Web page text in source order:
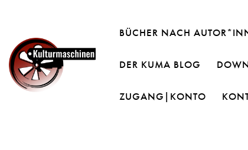
BÜCHER NACH
DER KUMA BLOG
ZUGANG|KONTO